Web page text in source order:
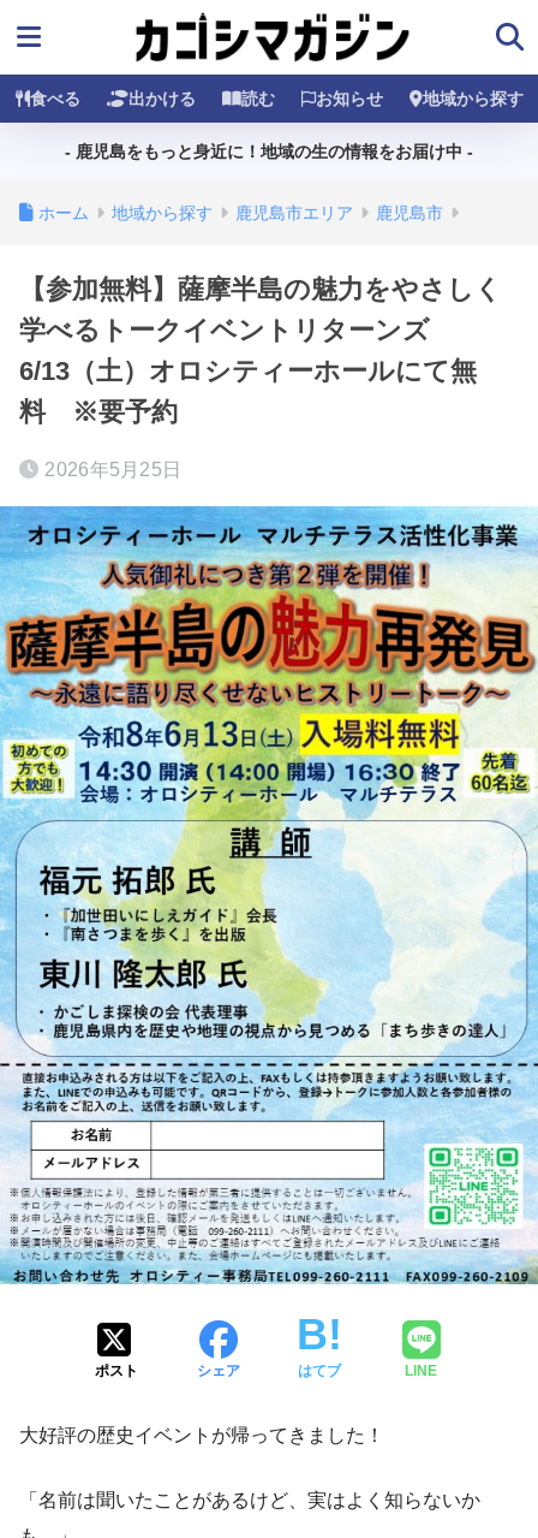
食べる 出かける 読む お知らせ 地域から探す
- 鹿児島をもっと身近に！地域の生の情報をお届け中 -
ホーム 地域から探す 鹿児島市エリア 鹿児島市
【参加無料】薩摩半島の魅力をやさしく
学べるトークイベントリターンズ
6/13（土）オロシティーホールにて無
料 ※要予約
2026年5月25日
ポスト シェア はてブ LINE
大好評の歴史イベントが帰ってきました！
「名前は聞いたことがあるけど、実はよく知らないか